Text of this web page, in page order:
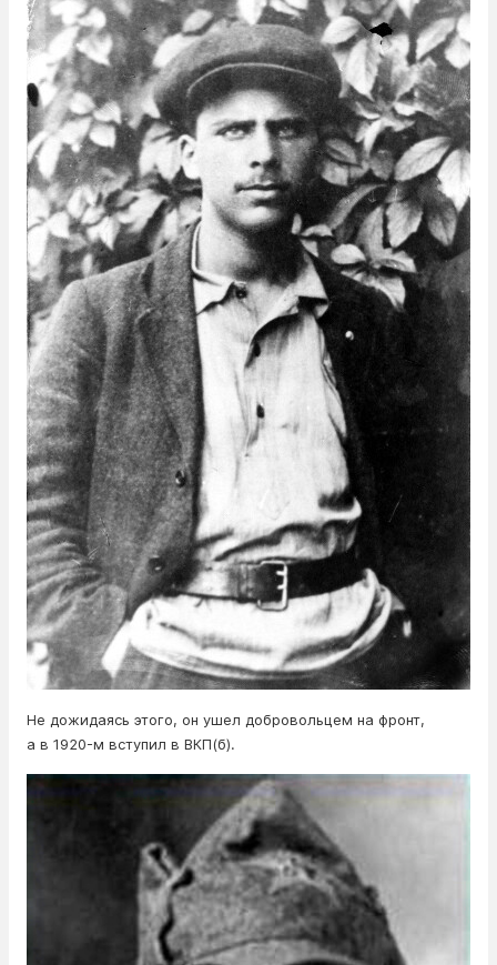
Не дожидаясь этого, он ушел добровольцем на фронт,
а в 1920-м вступил в ВКП(б).